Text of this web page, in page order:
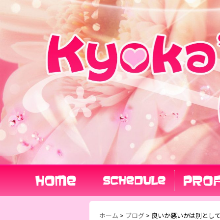
ホーム > ブログ > 良いか悪いかは別とし